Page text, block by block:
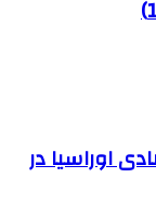
اوراسیا در